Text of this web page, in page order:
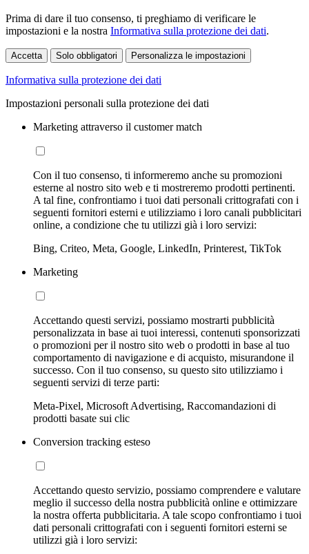
Prima di dare il tuo consenso, ti preghiamo di verificare le
impostazioni e la nostra Informativa sulla protezione dei dati.
Accetta Solo obbligatori Personalizza le impostazioni
Informativa sulla protezione dei dati
Impostazioni personali sulla protezione dei dati
Marketing attraverso il customer match
Con il tuo consenso, ti informeremo anche su promozioni
esterne al nostro sito web e ti mostreremo prodotti pertinenti.
A tal fine, confrontiamo i tuoi dati personali crittografati con i
seguenti fornitori esterni e utilizziamo i loro canali pubblicitari
online, a condizione che tu utilizzi già i loro servizi:
Bing, Criteo, Meta, Google, LinkedIn, Printerest, TikTok
Marketing
Accettando questi servizi, possiamo mostrarti pubblicità
personalizzata in base ai tuoi interessi, contenuti sponsorizzati
o promozioni per il nostro sito web o prodotti in base al tuo
comportamento di navigazione e di acquisto, misurandone il
successo. Con il tuo consenso, su questo sito utilizziamo i
seguenti servizi di terze parti:
Meta-Pixel, Microsoft Advertising, Raccomandazioni di
prodotti basate sui clic
Conversion tracking esteso
Accettando questo servizio, possiamo comprendere e valutare
meglio il successo della nostra pubblicità online e ottimizzare
la nostra offerta pubblicitaria. A tale scopo confrontiamo i tuoi
dati personali crittografati con i seguenti fornitori esterni se
utilizzi già i loro servizi: